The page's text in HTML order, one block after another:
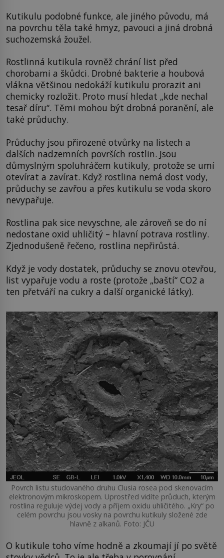
Kutikulu podobné funkce, ale jiného původu, má
na povrchu těla také hmyz, pavouci a jiná drobná
suchozemská žoužel.
Rostlinná kutikula rovněž chrání list před
chorobami a škůdci. Drobné bakterie a houbová
vlákna většinou nedokáží kutikulu prorazit ani
chemicky rozložit. Proto musí hledat „kde nechal
tesař díru“. Těmi mohou být drobná poranění, ale
také průduchy.
Průduchy jsou přirozené otvůrky na listech a
dalších nadzemních površích rostlin. Jsou
důmyslným spoluhráčem kutikuly, protože se umí
otevírat a zavírat. Když rostlina nemá dost vody,
průduchy se zavřou a přes kutikulu se voda skoro
nevypařuje.
Rostlina pak sice nevyschne, ale zároveň se do ní
nedostane oxid uhličitý – hlavní potrava rostliny.
Zjednodušeně řečeno, rostlina nepřirůstá.
Když je vody dostatek, průduchy se znovu otevřou,
list vypařuje vodu a roste (protože „baští“ CO2 a
ten přetváří na cukry a další organické látky).
Povrch listu studovaného druhu Clusia rosea pod skenovacím
elektronovým mikroskopem. Uprostřed vidíte průduch, kterým
rostlina reguluje výdej vody a příjem oxidu uhličitého. „Kry“ po
celém povrchu jsou vosky na povrchu kutikuly složené zde
hlavně z alkanů. Foto: JČU
O kutikule toho víme hodně a zkoumají jí po světě